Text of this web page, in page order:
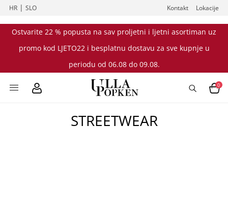
HR |SLO Kontakt Lokacije
Ostvarite 22 % popusta na sav proljetni i ljetni asortiman uz
promo kod LJETO22 i besplatnu dostavu za sve kupnje u
periodu od 06.08 do 09.08.
0
STREETWEAR